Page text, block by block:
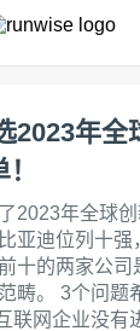
2023年全
2023年全球创
亚迪位列十强
十的两家公司
畴。 3个问题
联网企业没有